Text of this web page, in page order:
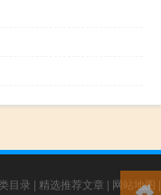
目录 | 精选推荐文章 | 网站地图 |